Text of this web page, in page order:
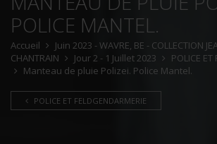
POLICE MANTEL.
Accueil
Juin 2023 - WAVRE, BE - COLLECTION
CHANTRAIN
Jour 2 - 1 Juillet 2023
POLICE ET
Manteau de pluie Polizei. Police Mantel.
POLICE ET FELDGENDARMERIE